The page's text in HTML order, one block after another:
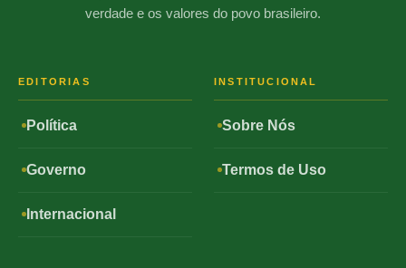
verdade e os valores do povo brasileiro.
EDITORIAS
Política
Governo
Internacional
INSTITUCIONAL
Sobre Nós
Termos de Uso